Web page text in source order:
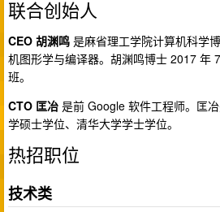
联合创始人
CEO 胡渊鸣 是麻省理工学院计算机科学
机图形学与编译器。胡渊鸣博士 2017 年
班。
CTO 匡冶 是前 Google 软件工程师。匡
学硕士学位、清华大学学士学位。
热招职位
技术类